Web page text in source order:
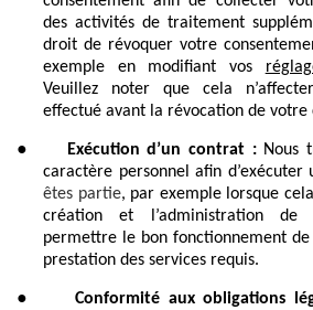
des activités de traitement
droit de révoquer votre
exemple en modifiant vos
Veuillez noter que cela
effectué avant la révocation de votre
● Exécution d’un contrat : Nous
caractère personnel afin d’exécuter
êtes partie, par exemple lorsque
création et l’administration de
permettre le bon fonctionnement de
prestation des services requis.
●
Conformité aux obligations